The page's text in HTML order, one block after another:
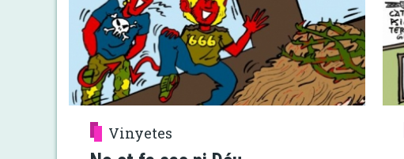
Vinyetes